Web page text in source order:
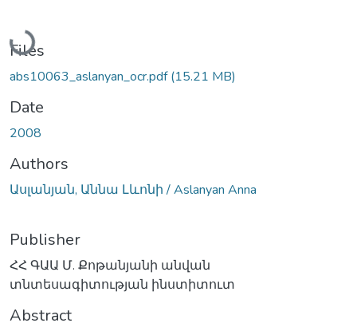
Loading...
Files
abs10063_aslanyan_ocr.pdf(15.21 MB)
Date
2008
Authors
Ասլանյան, Աննա Լևոնի / Aslanyan Anna
Publisher
ՀՀ ԳԱԱ Մ. Քոթանյանի անվան
տնտեսագիտության ինստիտուտ
Abstract